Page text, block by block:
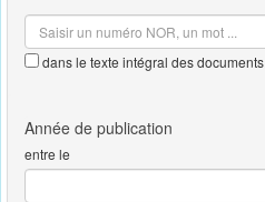
dans le texte intégral des documents
entre le